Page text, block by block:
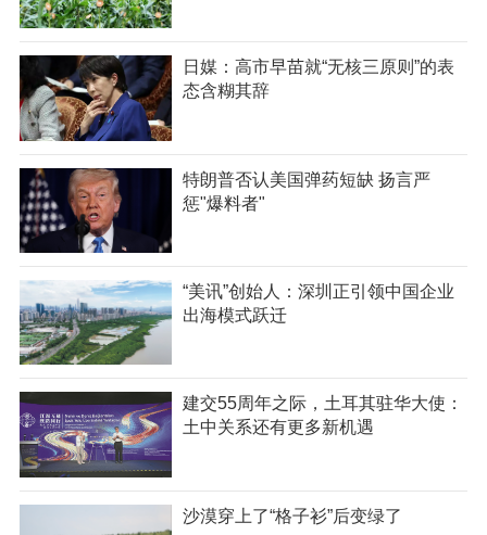
日媒：高市早苗就“无核三原则”的表
态含糊其辞
特朗普否认美国弹药短缺 扬言严
惩"爆料者"
“美讯”创始人：深圳正引领中国企业
出海模式跃迁
建交55周年之际，土耳其驻华大使：
土中关系还有更多新机遇
沙漠穿上了“格子衫”后变绿了